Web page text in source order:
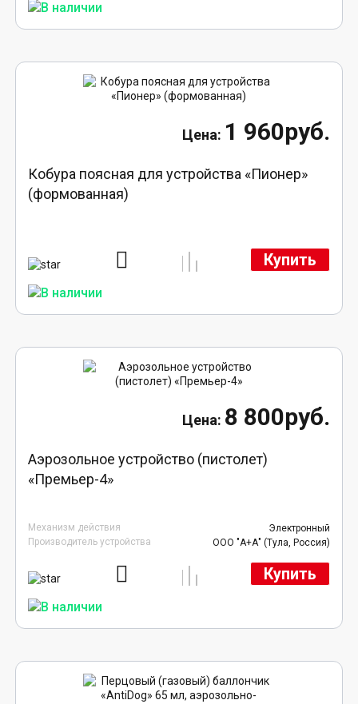
1 960руб.
Кобура поясная для устройства «Пионер»
(формованная)
Купить
8 800руб.
Аэрозольное устройство (пистолет)
«Премьер-4»
Механизм действия
Электронный
Производитель устройства
ООО "А+А" (Тула, Россия)
Купить